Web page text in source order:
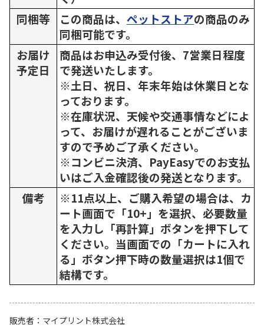
同梱等
この商品は、 ペットストアの商品のみ
同梱可能です。
お届け
予定日
商品はお申込み受付後、7営業日程度
で発送いたします。
※土日、祝日、年末年始は休業日とな
っております。
※在庫状況、天候や交通事情などによ
って、お届けが遅れることがございま
すので予めご了承ください。
※コンビニ決済、PayEasyでのお支払
いはご入金確認後の発送となります。
備考
※11点以上、ご購入希望の場合は、カ
ート画面で「10+」を選択、必要数量
を入力し「再計算」ボタンを押下して
ください。当画面での「カートに入れ
る」ボタン押下時の数量選択は1個で
結構です。
販売者
マイプリント株式会社